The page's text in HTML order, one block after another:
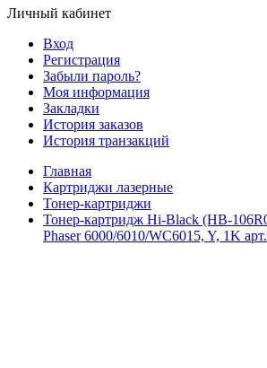
Личный кабинет
Вход
Регистрация
Забыли пароль?
Моя информация
Закладки
История заказов
История транзакций
Главная
Картриджи лазерные
Тонер-картриджи
Тонер-картридж Hi-Black (HB-
Phaser 6000/6010/WC6015, Y, 1K